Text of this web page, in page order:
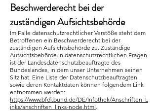
Beschwerderecht bei der
zuständigen Aufsichtsbehörde
Im Falle datenschutzrechtlicher Verstöße steht dem
Betroffenen ein Beschwerderecht bei der
zuständigen Aufsichtsbehörde zu. Zuständige
Aufsichtsbehörde in datenschutzrechtlichen Fragen
ist der Landesdatenschutzbeauftragte des
Bundeslandes, in dem unser Unternehmen seinen
Sitz hat. Eine Liste der Datenschutzbeauftragten
sowie deren Kontaktdaten können folgendem Link
entnommen werden:
https://www.bfdi.bund.de/DE/Infothek/Anschriften_L
inks/anschriften_links-node.html.